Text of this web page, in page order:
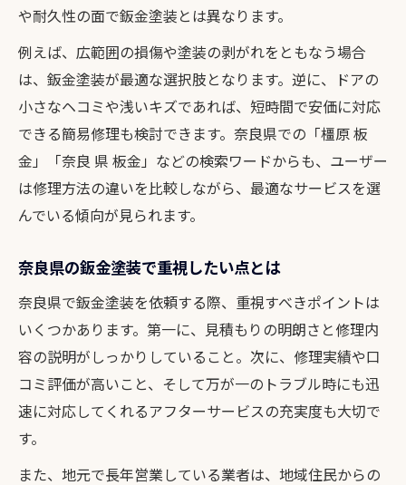
や耐久性の面で鈑金塗装とは異なります。
例えば、広範囲の損傷や塗装の剥がれをともなう場合
は、鈑金塗装が最適な選択肢となります。逆に、ドアの
小さなヘコミや浅いキズであれば、短時間で安価に対応
できる簡易修理も検討できます。奈良県での「橿原 板
金」「奈良 県 板金」などの検索ワードからも、ユーザー
は修理方法の違いを比較しながら、最適なサービスを選
んでいる傾向が見られます。
奈良県の鈑金塗装で重視したい点とは
奈良県で鈑金塗装を依頼する際、重視すべきポイントは
いくつかあります。第一に、見積もりの明朗さと修理内
容の説明がしっかりしていること。次に、修理実績や口
コミ評価が高いこと、そして万が一のトラブル時にも迅
速に対応してくれるアフターサービスの充実度も大切で
す。
また、地元で長年営業している業者は、地域住民からの